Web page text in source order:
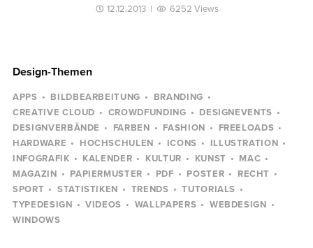
12.12.2013| 6252 Views
Design-Themen
APPS BILDBEARBEITUNG
BRANDING
CREATIVE CLOUD
CROWDFUNDING
DESIGNEVENTS
DESIGNVERBÄNDE
FARBEN FASHION
FREELOADS
HARDWARE
HOCHSCHULEN ICONS
ILLUSTRATION
INFOGRAFIK
KALENDER KULTUR KUNST
MAC
MAGAZIN
PAPIERMUSTER PDF POSTER
RECHT
SPORT
STATISTIKEN TRENDS
TUTORIALS
TYPEDESIGN
VIDEOS WALLPAPERS
WEBDESIGN
WINDOWS